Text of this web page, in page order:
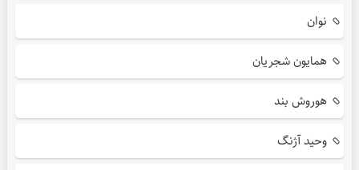
نوان
همایون شجریان
هوروش بند
وحید آژنگ